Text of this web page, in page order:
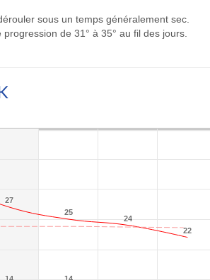
sous un temps généralement sec.
de 31° à 35° au fil des jours.
27
27
25
25
24
24
22
22